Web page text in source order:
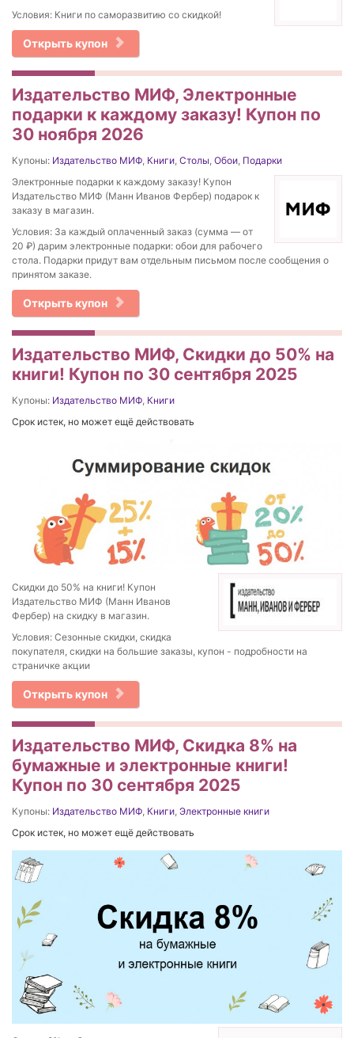
Условия: Книги по саморазвитию со скидкой!
Открыть купон
Издательство МИФ, Электронные
подарки к каждому заказу! Купон по
30 ноября 2026
Купоны: Издательство МИФ, Книги, Столы, Обои, Подарки
Электронные подарки к каждому заказу! Купон
Издательство МИФ (Манн Иванов Фербер) подарок к
заказу в магазин.
Условия: За каждый оплаченный заказ (сумма — от
20 ₽) дарим электронные подарки: обои для рабочего
стола. Подарки придут вам отдельным письмом после сообщения о
принятом заказе.
Открыть купон
Издательство МИФ, Скидки до 50% на
книги! Купон по 30 сентября 2025
Купоны: Издательство МИФ, Книги
Срок истек, но может ещё действовать
Скидки до 50% на книги! Купон
Издательство МИФ (Манн Иванов
Фербер) на скидку в магазин.
Условия: Сезонные скидки, скидка
покупателя, скидки на большие заказы, купон - подробности на
страничке акции
Открыть купон
Издательство МИФ, Скидка 8% на
бумажные и электронные книги!
Купон по 30 сентября 2025
Купоны: Издательство МИФ Книги Электронные книги
Срок истек, но может ещё действовать